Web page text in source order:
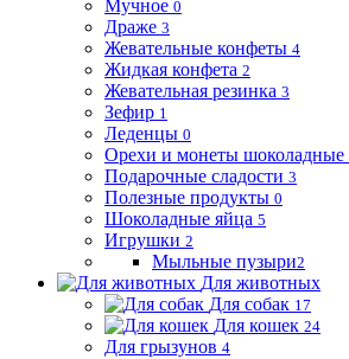
Мучное 0
Драже 3
Жевательные конфеты 4
Жидкая конфета 2
Жевательная резинка 3
Зефир 1
Леденцы 0
Орехи и монеты шоколадные
Подарочные сладости 3
Полезные продукты 0
Шоколадные яйца 5
Игрушки 2
Мыльные пузыри2
Для животных
Для собак 17
Для кошек 24
Для грызунов 4